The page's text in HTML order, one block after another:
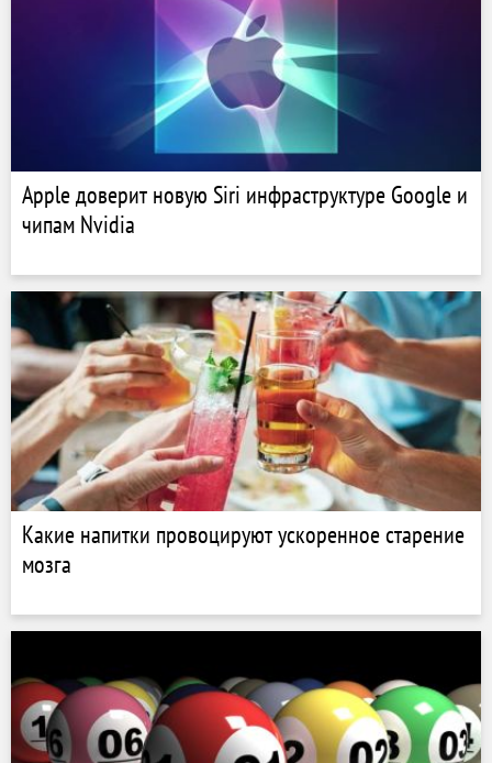
Apple доверит новую Siri инфраструктуре Google и
чипам Nvidia
Какие напитки провоцируют ускоренное старение
мозга